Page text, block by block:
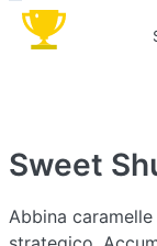
Sweet
Abbina